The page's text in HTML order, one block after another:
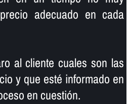
adecuado en cada
al cliente cuales son las
y que esté informado en
en cuestión.